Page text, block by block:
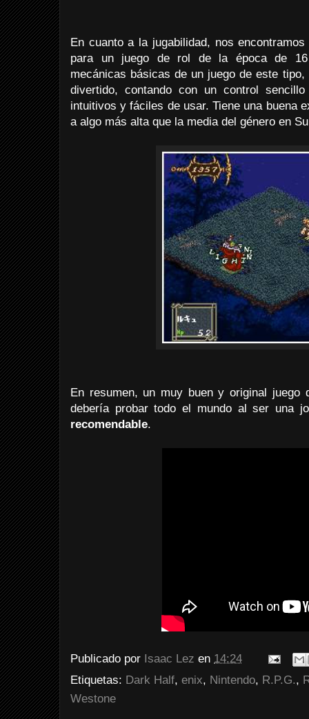
En cuanto a la jugabilidad, nos
para un juego de rol de la época de 16
mecánicas básicas de un juego de este
divertido, contando con un control
intuitivos y fáciles de usar. Tiene una buena
a algo más alta que la media del género en
En resumen, un muy buen y original juego
debería probar todo el mundo al ser una
recomendable.
Publicado por Isaac Lez en 14:24
Etiquetas: Dark Half, enix, Nintendo, R.P.G.,
Westone